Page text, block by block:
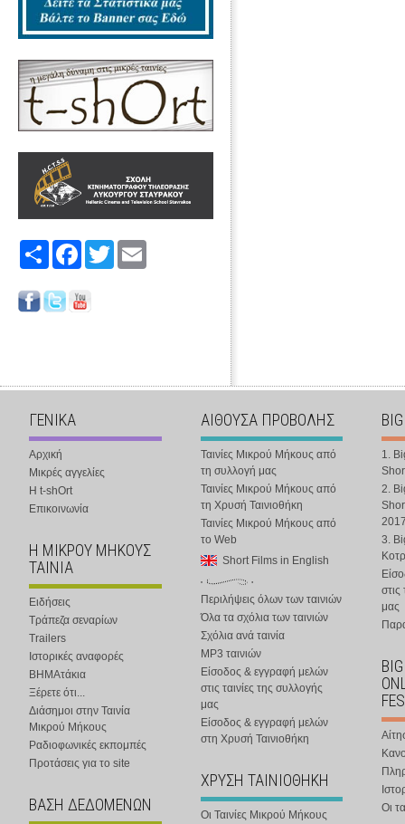
Share FacebookTwitter
ΓΕΝΙΚΑ
Αρχική
Μικρές αγγελίες
Η t-shOrt
Επικοινωνία
Η ΜΙΚΡΟΥ ΜΗΚΟΥΣ
ΤΑΙΝΙΑ
Ειδήσεις
Τράπεζα σεναρίων
Trailers
Ιστορικές αναφορές
ΒΗΜΑτάκια
Ξέρετε ότι...
Διάσημοι στην Ταινία
Μικρού Μήκους
Ραδιοφωνικές εκπομπές
Προτάσεις για το site
ΒΑΣΗ ΔΕΔΟΜΕΝΩΝ
ΑΙΘΟΥΣΑ ΠΡΟΒΟΛΗΣ
Ταινίες Μικρού Μήκους από
τη συλλογή μας
Ταινίες Μικρού Μήκους από
τη Χρυσή Ταινιοθήκη
Ταινίες Μικρού Μήκους από
το Web
Short Films in English
Περιλήψεις όλων των ταινιών
Όλα τα σχόλια των ταινιών
Σχόλια ανά ταινία
MP3 ταινιών
Είσοδος & εγγραφή μελών
στις ταινίες της συλλογής
μας
Είσοδος & εγγραφή μελών
στη Χρυσή Ταινιοθήκη
ΧΡΥΣΗ ΤΑΙΝΙΟΘΗΚΗ
Οι Ταινίες Μικρού Μήκους
1.
2.
3.
στις
μας
Οι